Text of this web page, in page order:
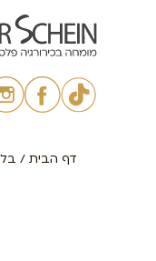
דף הבית /